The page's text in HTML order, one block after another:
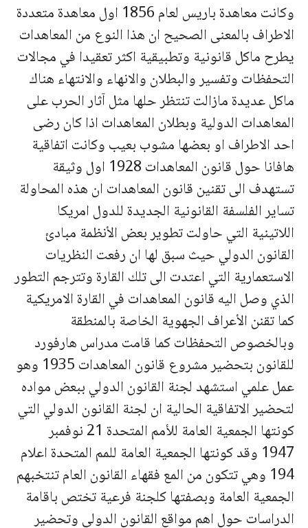
وكانت معاهدة باريس لعام 1856 اول معاهدة متعددة
الاطراف بالمعنى الصحيح ان هذا النوع من المعاهدات
يطرح ماكل قانونية وتطبيقية اكثر تعقيدا في مجالات
التحفظات وتفسير والبطلان والانهاء والانتهاء هناك
ماكل عديدة مازالت تنتظر حلها مثل آثار الحرب على
المعاهدات الدولية وبطلان المعاهدات اذا كان رضى
احد الاطراف او بعضها مشوب بعيب وكانت اتفاقية
هافانا حول قانون المعاهدات 1928 اول وثيقة
تستهدف الى تقنين قانون المعاهدات ان هذه المحاولة
تساير الفلسفة القانونية الجديدة للدول امريكا
اللاتينية التي حاولت تطوير بعض الأنظمة مبادئ
القانون الدولي حيث سبق لها ان رفعت النظريات
الاستعمارية التي اعتدت الى تلك القارة وتترجم التطور
الذي وصل اليه قانون المعاهدات في القارة الامريكية
كما تقنن الأعراف الجهوية الخاصة بالمنطقة
وبالخصوص التحفظات كما قامت مدراس هارفورد
للقانون بتحضير مشروع قانون المعاهدات 1935 وهو
عمل علمي استشهد لجنة القانون الدولي ببعض مواده
لتحضير الاتفاقية الحالية ان لجنة القانون الدولي التي
كونتها الجمعية العامة للأمم المتحدة 21 نوفمبر
1947 وقد كونتها الجمعية العامة للمم المتحدة اعلام
194 وهي تتكون من المع فقهاء القانون العام تنتخبهم
الجمعية العامة وبصفتها كلجنة فرعية تختص باقامة
الدراسات حول اهم مواقع القانون الدولي وتحضير